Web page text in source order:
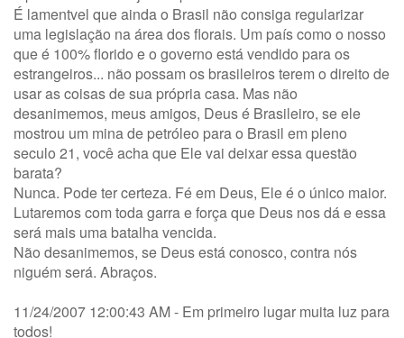
É lamentvel que ainda o Brasil não consiga regularizar
uma legislação na área dos florais. Um país como o nosso
que é 100% florido e o governo está vendido para os
estrangeiros... não possam os brasileiros terem o direito de
usar as coisas de sua própria casa. Mas não
desanimemos, meus amigos, Deus é Brasileiro, se ele
mostrou um mina de petróleo para o Brasil em pleno
seculo 21, você acha que Ele vai deixar essa questão
barata?
Nunca. Pode ter certeza. Fé em Deus, Ele é o único maior.
Lutaremos com toda garra e força que Deus nos dá e essa
será mais uma batalha vencida.
Não desanimemos, se Deus está conosco, contra nós
niguém será. Abraços.
11/24/2007 12:00:43 AM - Em primeiro lugar muita luz para
todos!